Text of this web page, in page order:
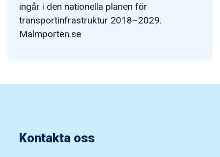
ingår i den nationella planen för
transportinfrastruktur 2018–2029.
Malmporten.se
Kontakta oss